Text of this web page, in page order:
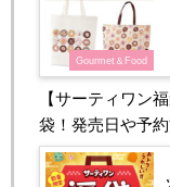
Gourmet＆Food
【サーティワン
袋！発売日や予